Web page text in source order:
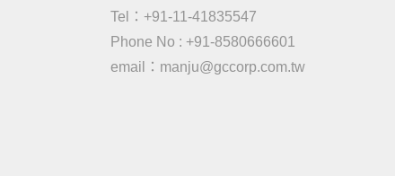
Tel：+91-11-41835547
Phone No : +91-8580666601
email：manju@gccorp.com.tw